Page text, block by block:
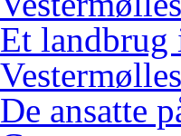
Et
De ansatte